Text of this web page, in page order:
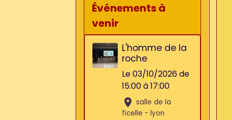
Événements à
venir
L'homme de la
roche
Le 03/10/2026de
15:00à 17:00
salle de la
ficelle - lyon